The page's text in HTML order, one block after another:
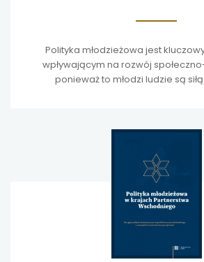
Polityka młodzieżowa jest
wpływającym na rozwój
ponieważ to młodzi ludzie są